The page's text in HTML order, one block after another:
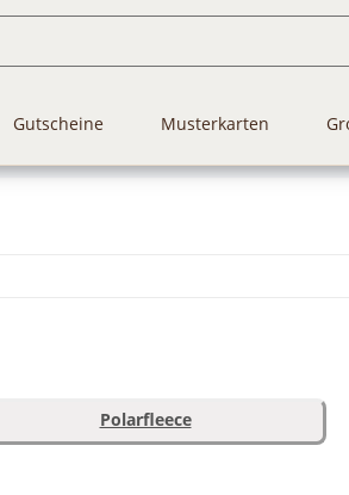
Gutscheine Musterkarten
Polarfleece